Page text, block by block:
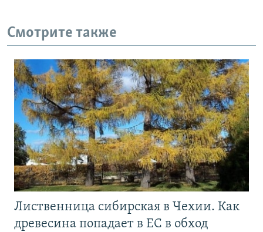
Смотрите также
Лиственница сибирская в Чехии. Как
древесина попадает в ЕС в обход